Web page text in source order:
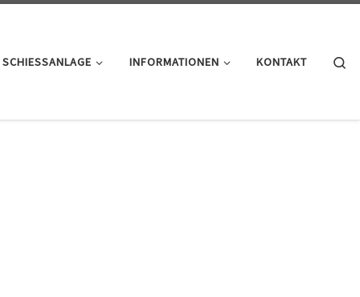
SCHIESSANLAGE INFORMATIONEN KONTAKT